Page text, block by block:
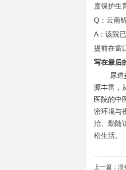
度保护生
Q：云南
A：该院
提前在窗
写在最后
尿道
源丰富，
医院的中
密环境与
治、勤随
松生活。
上一篇：没